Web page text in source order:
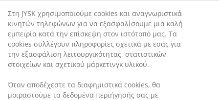
Αξιολογήσεις
(2)
Αποστολή
Στη JYSK χρησιμοποιούμε cookies και αναγνωριστικά
κινητών τηλεφώνων για να εξασφαλίσουμε μια καλή
εμπειρία κατά την επίσκεψη στον ιστότοπό μας. Τα
cookies συλλέγουν πληροφορίες σχετικά με εσάς για
την εξασφάλιση λειτουργικότητας, στατιστικών
στοιχείων και σχετικού μάρκετινγκ υλικού.
Όταν αποδέχεστε τα διαφημιστικά cookies, θα
μοιραστούμε τα δεδομένα περιήγησής σας με